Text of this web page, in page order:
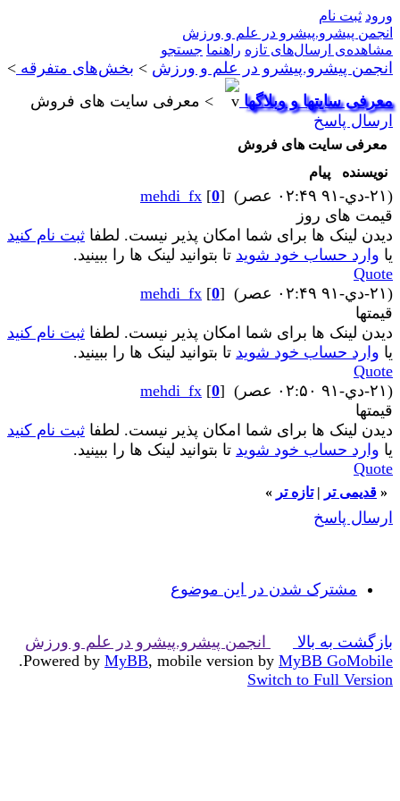
ورود ثبت نام
انجمن پیشرو.پیشرو در علم و ورزش
مشاهده‌ی ارسال‌های تازه‌ راهنما جستجو
انجمن پیشرو.پیشرو در علم و ورزش > بخش‌‌های متفرقه >
معرفی سایتها و وبلاگها
> معرفی سایت های فروش
ارسال پاسخ
معرفی سایت های فروش
نویسنده
پیام
(۲۱-دي-۹۱ ۰۲:۴۹ عصر) mehdi_fx [0]
قیمت های روز
دیدن لینک ها برای شما امکان پذیر نیست. لطفا ثبت نام کنید
یا وارد حساب خود شوید تا بتوانید لینک ها را ببینید.
Quote
(۲۱-دي-۹۱ ۰۲:۴۹ عصر)
mehdi_fx [0]
قیمتها
دیدن لینک ها برای شما امکان پذیر نیست. لطفا ثبت نام کنید
یا وارد حساب خود شوید تا بتوانید لینک ها را ببینید.
Quote
(۲۱-دي-۹۱ ۰۲:۵۰ عصر)
mehdi_fx [0]
قیمتها
دیدن لینک ها برای شما امکان پذیر نیست. لطفا ثبت نام کنید
یا وارد حساب خود شوید تا بتوانید لینک ها را ببینید.
Quote
« قدیمی تر |تازه‌ تر »
ارسال پاسخ
مشترک شدن در این موضوع
بازگشت به بالا
انجمن پیشرو.پیشرو در علم و ورزش
Powered by MyBB, mobile version by MyBB GoMobile
.
Switch to Full Version